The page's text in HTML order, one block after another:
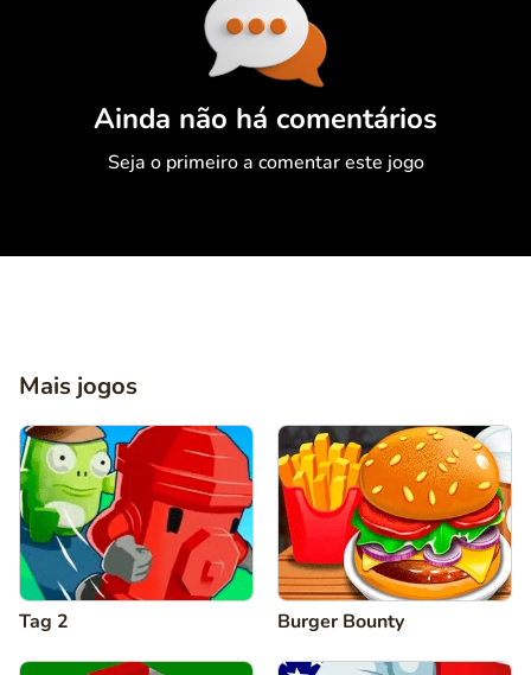
Ainda não há comentários
Seja o primeiro a comentar este jogo
Mais jogos
Tag 2 Burger Bounty